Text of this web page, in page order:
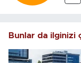
Bunlar da ilginizi